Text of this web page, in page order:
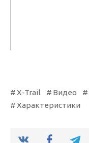
X-Trail Видео
Характеристики